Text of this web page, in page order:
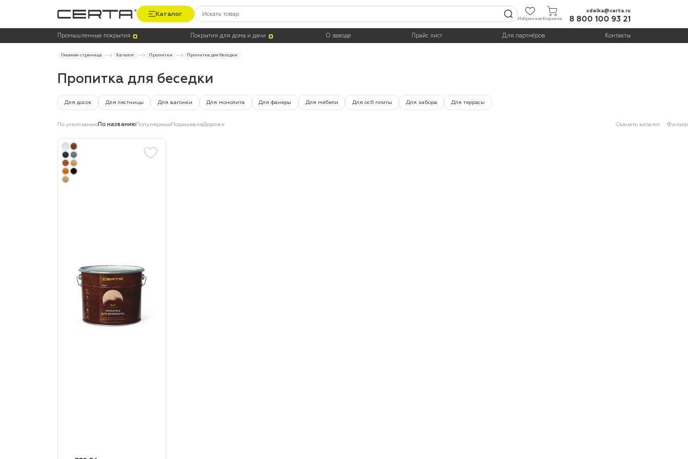
Каталог
ИзбранноеКорзина
sdelka@certa.ru
8 800 100 93 21
Промышленные покрытия Покрытия для дома и дачи О заводе Прайс лист Для партнёров Контакты
Главная страница Каталог Пропитки Пропитка для беседки
Пропитка для беседки
Для досок Для лестницы Для вагонки Для монолита Для фанеры Для мебели Для осб плиты Для забора Для террасы
Цвет Тара
По умолчаниюПо названиюПопулярныеПодешевлеДороже Скачать каталог Фильтр